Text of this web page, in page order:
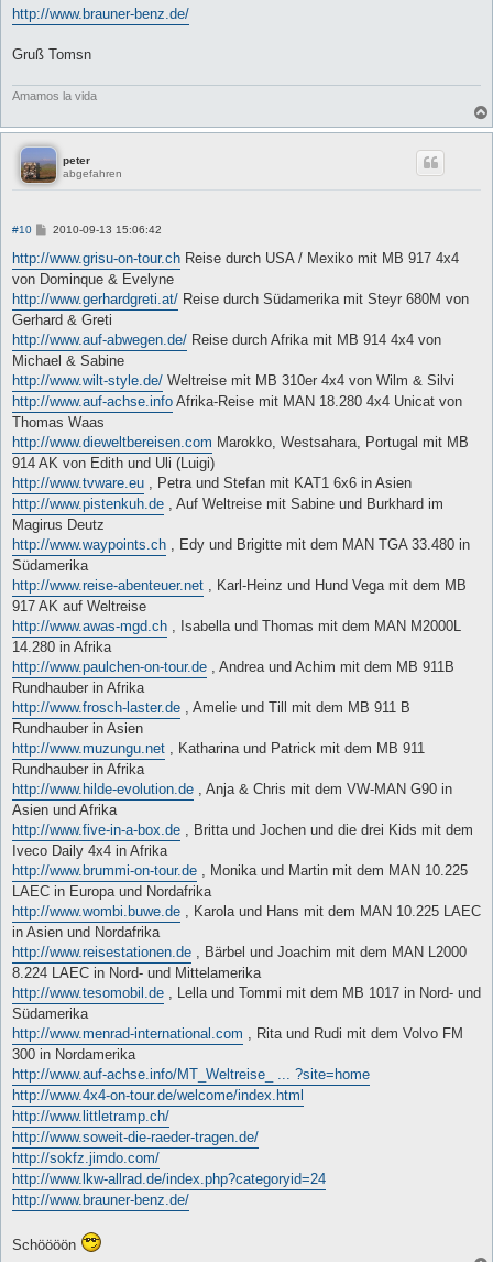
a
g
http://www.brauner-benz.de/
Gruß Tomsn
Amamos la vida
peter
abgefahren
#10
B
i
t
r
a
g
2010-09-13 15:06:42
http://www.grisu-on-tour.ch Reise durch USA / Mexiko mit MB 917 4x4
von Dominque & Evelyne
http://www.gerhardgreti.at/ Reise durch Südamerika mit Steyr 680M von
Gerhard & Greti
http://www.auf-abwegen.de/ Reise durch Afrika mit MB 914 4x4 von
Michael & Sabine
http://www.wilt-style.de/ Weltreise mit MB 310er 4x4 von Wilm & Silvi
http://www.auf-achse.info Afrika-Reise mit MAN 18.280 4x4 Unicat von
Thomas Waas
http://www.dieweltbereisen.com Marokko, Westsahara, Portugal mit MB
914 AK von Edith und Uli (Luigi)
http://www.tvware.eu , Petra und Stefan mit KAT1 6x6 in Asien
http://www.pistenkuh.de , Auf Weltreise mit Sabine und Burkhard im
Magirus Deutz
http://www.waypoints.ch , Edy und Brigitte mit dem MAN TGA 33.480 in
Südamerika
http://www.reise-abenteuer.net , Karl-Heinz und Hund Vega mit dem MB
917 AK auf Weltreise
http://www.awas-mgd.ch , Isabella und Thomas mit dem MAN M2000L
14.280 in Afrika
http://www.paulchen-on-tour.de , Andrea und Achim mit dem MB 911B
Rundhauber in Afrika
http://www.frosch-laster.de , Amelie und Till mit dem MB 911 B
Rundhauber in Asien
http://www.muzungu.net , Katharina und Patrick mit dem MB 911
Rundhauber in Afrika
http://www.hilde-evolution.de , Anja & Chris mit dem VW-MAN G90 in
Asien und Afrika
http://www.five-in-a-box.de , Britta und Jochen und die drei Kids mit dem
Iveco Daily 4x4 in Afrika
http://www.brummi-on-tour.de , Monika und Martin mit dem MAN 10.225
LAEC in Europa und Nordafrika
http://www.wombi.buwe.de , Karola und Hans mit dem MAN 10.225 LAEC
in Asien und Nordafrika
http://www.reisestationen.de , Bärbel und Joachim mit dem MAN L2000
8.224 LAEC in Nord- und Mittelamerika
http://www.tesomobil.de , Lella und Tommi mit dem MB 1017 in Nord- und
Südamerika
http://www.menrad-international.com , Rita und Rudi mit dem Volvo FM
300 in Nordamerika
http://www.auf-achse.info/MT_Weltreise_ ... ?site=home
http://www.4x4-on-tour.de/welcome/index.html
http://www.littletramp.ch/
http://www.soweit-die-raeder-tragen.de/
http://sokfz.jimdo.com/
http://www.lkw-allrad.de/index.php?categoryid=24
http://www.brauner-benz.de/
Schöööön